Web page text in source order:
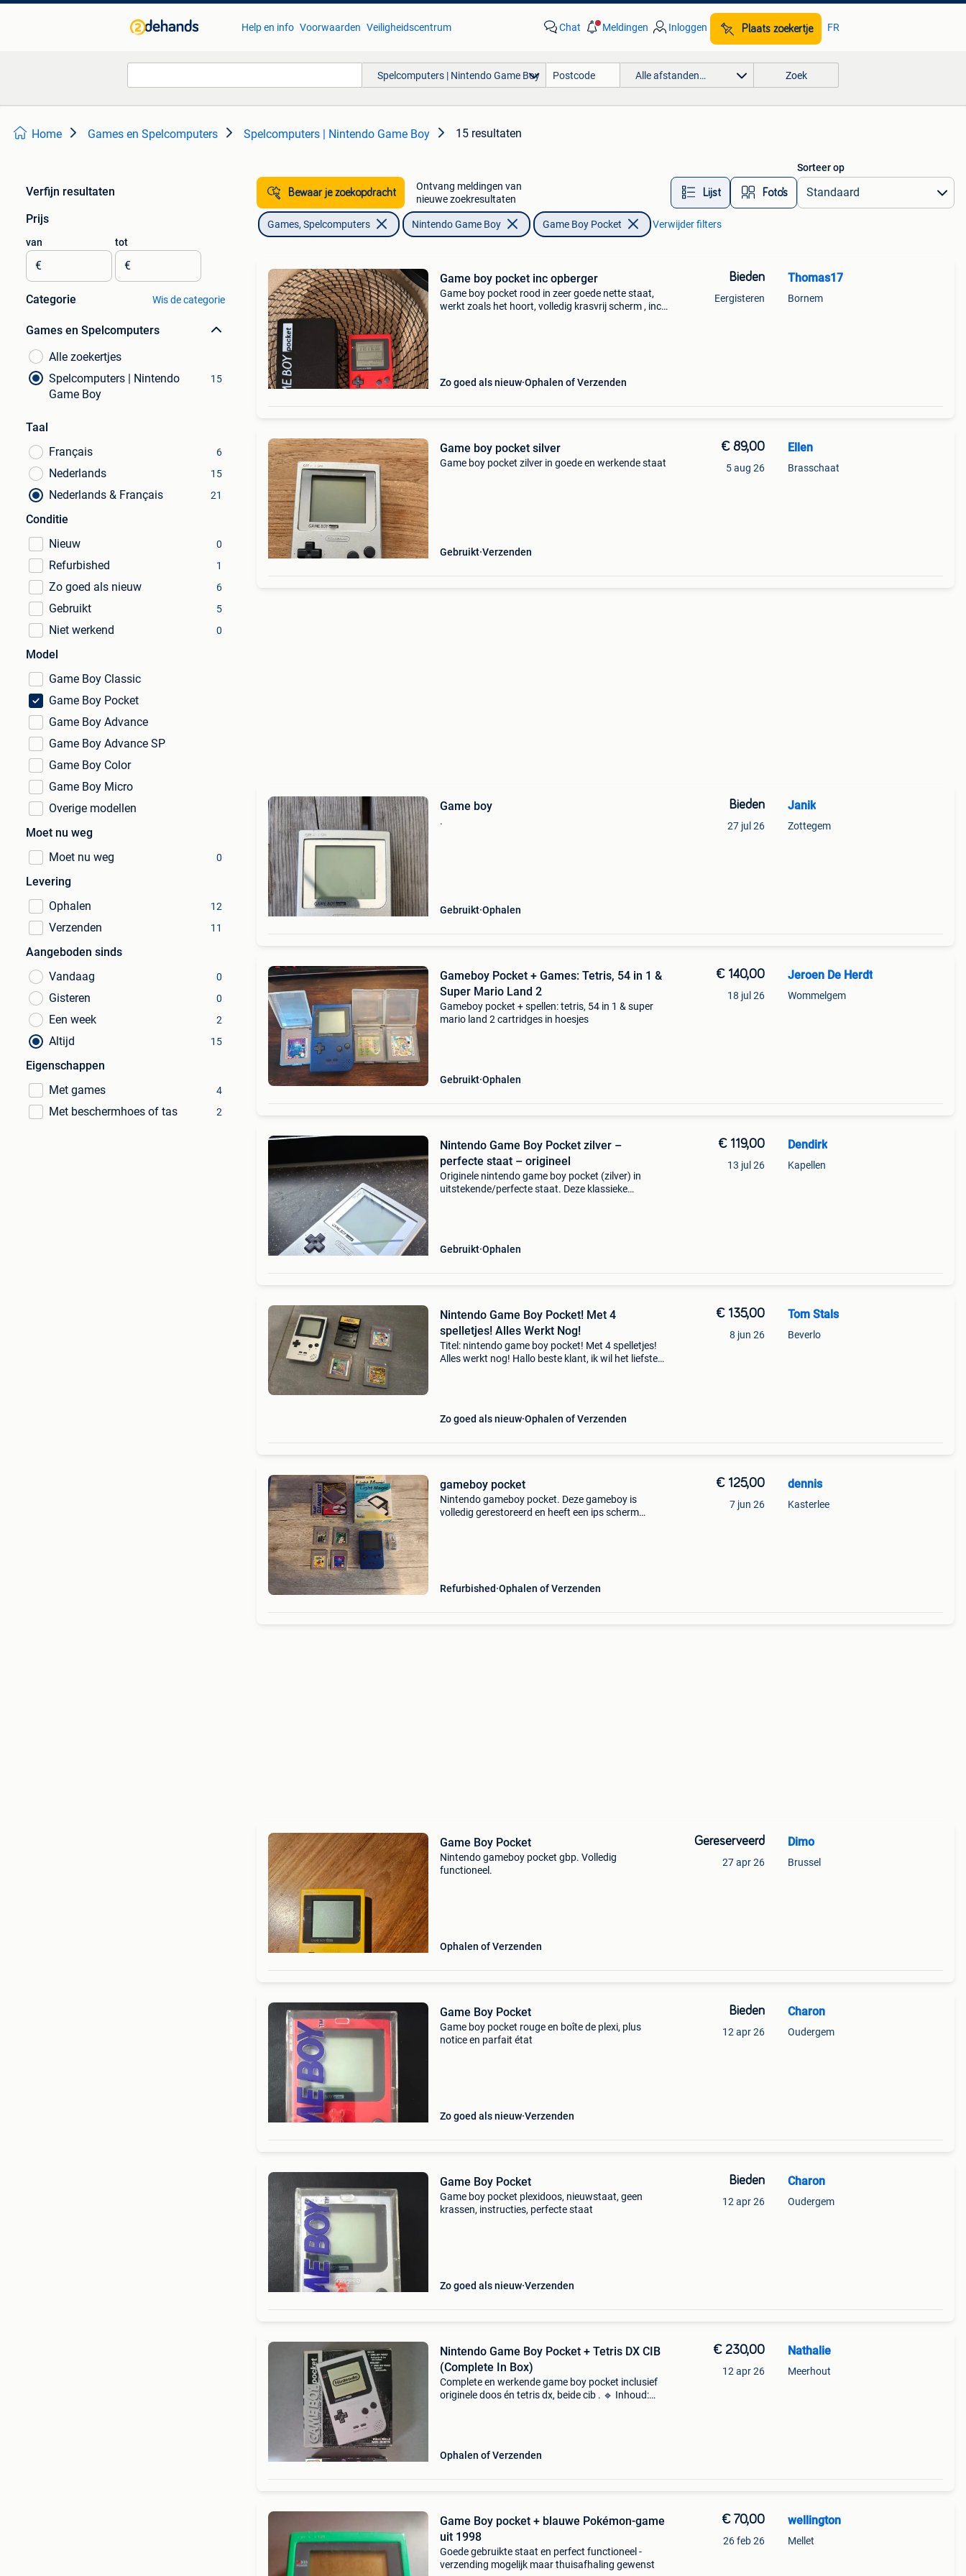
Help en info Voorwaarden Veiligheidscentrum Chat Meldingen Inloggen Plaats zoekertje FR
Spelcomputers | Nintendo Game Boy Alle afstanden… Zoek
Home Games en Spelcomputers Spelcomputers | Nintendo Game Boy 15 resultaten
Verfijn resultaten
Prijs
van
€
tot
€
Categorie Wis de categorie
Games en Spelcomputers
Alle zoekertjes
Spelcomputers | Nintendo
Game Boy
15
Taal
Français
6
Nederlands 15
Nederlands & Français 21
Conditie
Nieuw
0
Refurbished 1
Zo goed als nieuw 6
Gebruikt 5
Niet werkend 0
Model
Game Boy Classic
Game Boy Pocket
Game Boy Advance
Game Boy Advance SP
Game Boy Color
Game Boy Micro
Overige modellen
Moet nu weg
Moet nu weg
0
Levering
Ophalen
12
Verzenden 11
Aangeboden sinds
Vandaag
0
Gisteren 0
Een week 2
Altijd 15
Eigenschappen
Met games
4
Met beschermhoes of tas 2
Bewaar je zoekopdracht
Ontvang meldingen van
nieuwe zoekresultaten
Lijst Foto’s
Sorteer op
Games, Spelcomputers Nintendo Game Boy Game Boy Pocket Verwijder filters
Game boy pocket inc opberger
Game boy pocket rood in zeer goede nette staat,
werkt zoals het hoort, volledig krasvrij scherm , inc
Zo goed als nieuw Ophalen of Verzenden
Bieden
Eergisteren
Thomas17
Bornem
Game boy pocket silver
Game boy pocket zilver in goede en werkende staat
Gebruikt Verzenden
€ 89,00
5 aug 26
Ellen
Brasschaat
Game boy
.
Gebruikt Ophalen
Bieden
27 jul 26
Janik
Zottegem
Gameboy Pocket + Games: Tetris, 54 in 1 &
Super Mario Land 2
Gameboy pocket + spellen: tetris, 54 in 1 & super
mario land 2 cartridges in hoesjes
Gebruikt Ophalen
€ 140,00
18 jul 26
Jeroen De Herdt
Wommelgem
Nintendo Game Boy Pocket zilver –
perfecte staat – origineel
Originele nintendo game boy pocket (zilver) in
uitstekende/perfecte staat. Deze klassieke
Gebruikt Ophalen
€ 119,00
13 jul 26
Dendirk
Kapellen
Nintendo Game Boy Pocket! Met 4
spelletjes! Alles Werkt Nog!
Titel: nintendo game boy pocket! Met 4 spelletjes!
Alles werkt nog! Hallo beste klant, ik wil het liefste
Zo goed als nieuw Ophalen of Verzenden
€ 135,00
8 jun 26
Tom Stals
Beverlo
gameboy pocket
Nintendo gameboy pocket. Deze gameboy is
volledig gerestoreerd en heeft een ips scherm
Refurbished Ophalen of Verzenden
€ 125,00
7 jun 26
dennis
Kasterlee
Game Boy Pocket
Nintendo gameboy pocket gbp. Volledig
functioneel.
Ophalen of Verzenden
Gereserveerd
27 apr 26
Dimo
Brussel
Game Boy Pocket
Game boy pocket rouge en boîte de plexi, plus
notice en parfait état
Zo goed als nieuw Verzenden
Bieden
12 apr 26
Charon
Oudergem
Game Boy Pocket
Game boy pocket plexidoos, nieuwstaat, geen
krassen, instructies, perfecte staat
Zo goed als nieuw Verzenden
Bieden
12 apr 26
Charon
Oudergem
Nintendo Game Boy Pocket + Tetris DX CIB
(Complete In Box)
Complete en werkende game boy pocket inclusief
originele doos én tetris dx, beide cib . 🔹 Inhoud:
Ophalen of Verzenden
€ 230,00
12 apr 26
Nathalie
Meerhout
Game Boy pocket + blauwe Pokémon-game
uit 1998
Goede gebruikte staat en perfect functioneel -
verzending mogelijk maar thuisafhaling gewenst
€ 70,00
26 feb 26
wellington
Mellet